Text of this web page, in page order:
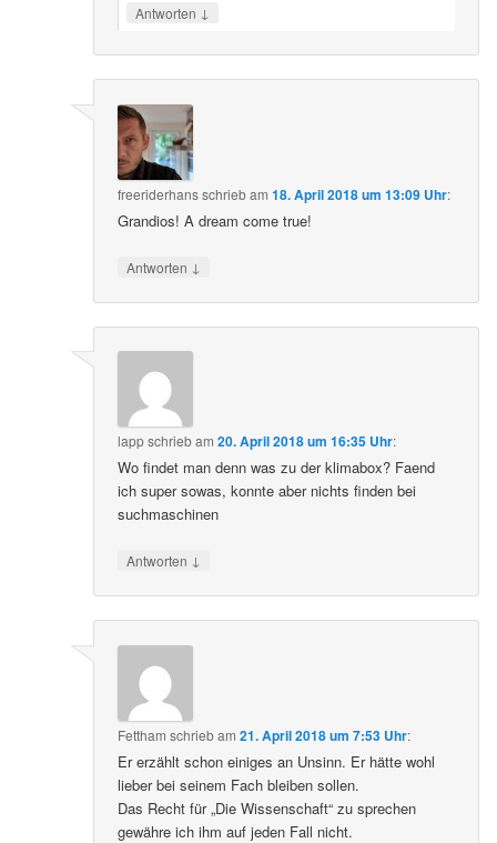
Antworten ↓
freeriderhansschriebam18. April 2018 um 13:09 Uhr:
Grandios! A dream come true!
Antworten ↓
lappschriebam20. April 2018 um 16:35 Uhr:
Wo findet man denn was zu der klimabox? Faend
ich super sowas, konnte aber nichts finden bei
suchmaschinen
Antworten ↓
Fettham schriebam21. April 2018 um 7:53 Uhr:
Er erzählt schon einiges an Unsinn. Er hätte wohl
lieber bei seinem Fach bleiben sollen.
Das Recht für „Die Wissenschaft“ zu sprechen
gewähre ich ihm auf jeden Fall nicht.